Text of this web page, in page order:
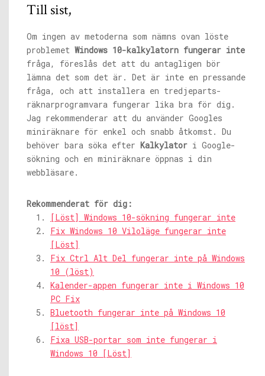
Till sist,
Om ingen av metoderna som nämns ovan löste
problemet Windows 10-kalkylatorn fungerar inte
fråga, föreslås det att du antagligen bör
lämna det som det är. Det är inte en pressande
fråga, och att installera en tredjeparts-
räknarprogramvara fungerar lika bra för dig.
Jag rekommenderar att du använder Googles
miniräknare för enkel och snabb åtkomst. Du
behöver bara söka efter Kalkylator i Google-
sökning och en miniräknare öppnas i din
webbläsare.
Rekommenderat för dig:
[Löst] Windows 10-sökning fungerar inte
Fix Windows 10 Viloläge fungerar inte
[Löst]
Fix Ctrl Alt Del fungerar inte på Windows
10 (löst)
Kalender-appen fungerar inte i Windows 10
PC Fix
Bluetooth fungerar inte på Windows 10
[löst]
Fixa USB-portar som inte fungerar i
Windows 10 [Löst]